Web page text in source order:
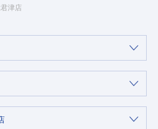
君津店